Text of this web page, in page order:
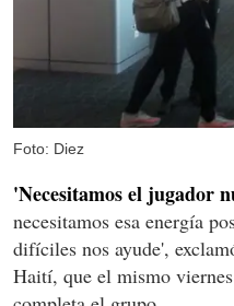
Foto: Diez
'Necesitamos el jugador
necesitamos esa energía
difíciles nos ayude',
Haití, que el mismo